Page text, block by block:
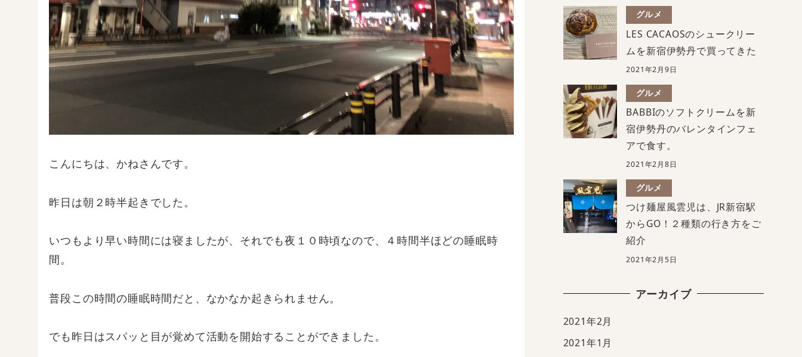
こんにちは、かねさんです。
昨日は朝２時半起きでした。
いつもより早い時間には寝ましたが、それでも夜１０時頃なので、４時間半ほどの睡眠時
間。
普段この時間の睡眠時間だと、なかなか起きられません。
でも昨日はスパッと目が覚めて活動を開始することができました。
グルメ
LES CACAOSのシュークリー
ムを新宿伊勢丹で買ってきた
2021年2月9日
グルメ
BABBIのソフトクリームを新
宿伊勢丹のバレンタインフェ
アで食す。
2021年2月8日
グルメ
つけ麺屋風雲児は、JR新宿駅
からGO！２種類の行き方をご
紹介
2021年2月5日
アーカイブ
2021年2月
2021年1月